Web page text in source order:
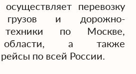
перевозку
грузов и дорожно-
техники по Москве,
области, а также
по всей России.